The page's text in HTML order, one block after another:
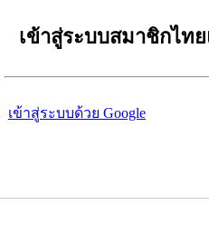
เข้าสู่ระบบสมาชิกไท
เข้าสู่ระบบด้วย Google